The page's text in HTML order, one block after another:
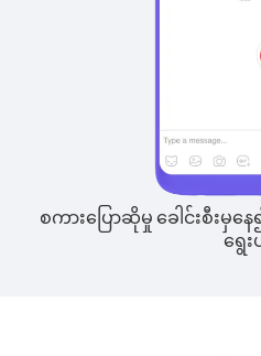
စကားပြောဆိုမှု ခေါင်းစီးမှနေ
ရွေးပ